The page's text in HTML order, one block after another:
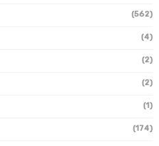
(562)
(4)
(2)
(2)
(1)
(174)